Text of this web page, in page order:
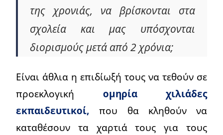
της χρονιάς, να βρίσκονται στα
σχολεία και μας υπόσχονται
διορισμούς μετά από 2 χρόνια;
Είναι άθλια η επιδίωξή τους να τεθούν σε
προεκλογική ομηρία χιλιάδες
εκπαιδευτικοί, που θα κληθούν να
καταθέσουν τα χαρτιά τους για τους